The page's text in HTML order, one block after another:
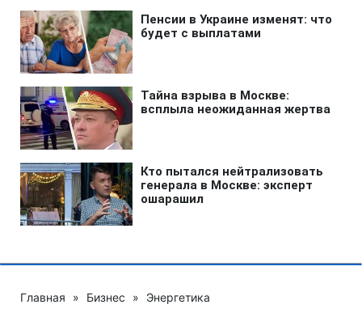
Главная » Бизнес » Энергетика